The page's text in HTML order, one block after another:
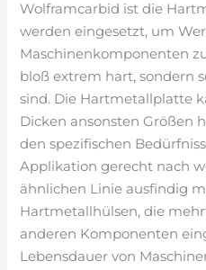
Wolframcarbid ist die
werden eingesetzt, um
Maschinenkomponenten
bloß extrem hart, sondern
sind. Die Hartmetallplatte
Dicken ansonsten Größen
den spezifischen
Applikation gerecht nach
ähnlichen Linie ausfindig
Hartmetallhülsen, die
anderen Komponenten
Lebensdauer von